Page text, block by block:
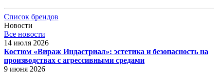
Список брендов
Новости
Все новости
14 июля 2026
Костюм «Вираж Индастриал»: эстетика и безопасность на
производствах с агрессивными средами
9 июня 2026